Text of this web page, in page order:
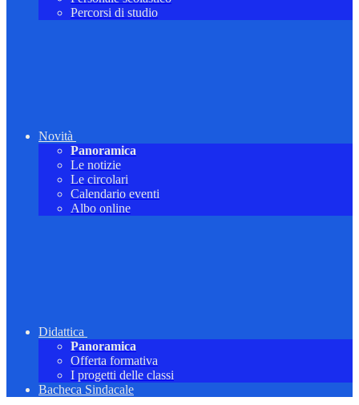
Percorsi di studio
Novità
Panoramica
Le notizie
Le circolari
Calendario eventi
Albo online
Didattica
Panoramica
Offerta formativa
I progetti delle classi
Bacheca Sindacale